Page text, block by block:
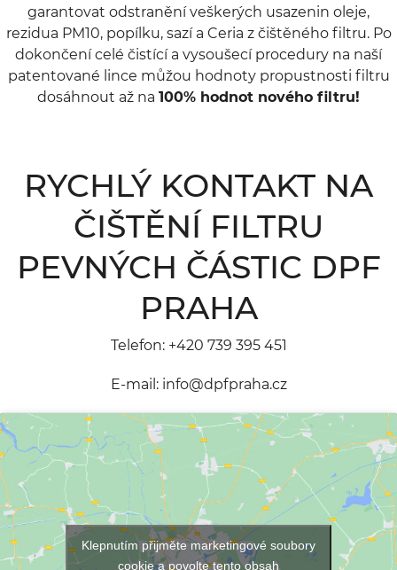
garantovat odstranění veškerých usazenin oleje,
rezidua PM10, popílku, sazí a Ceria z čištěného filtru. Po
dokončení celé čistící a vysoušecí procedury na naší
patentované lince můžou hodnoty propustnosti filtru
dosáhnout až na 100% hodnot nového filtru!
RYCHLÝ KONTAKT NA
ČIŠTĚNÍ FILTRU
PEVNÝCH ČÁSTIC DPF
PRAHA
Telefon: +420 739 395 451
E-mail: info@dpfpraha.cz
Klepnutím přijměte marketingové soubory
cookie a povolte tento obsah